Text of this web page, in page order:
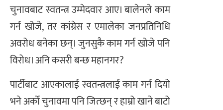
चुनावबाट स्वतन्त्र उम्मेदवार आए। बालेनले काम
गर्न खोजे, तर कांग्रेस र एमालेका जनप्रतिनिधि
अवरोध बनेका छन्। जुनसुकै काम गर्न खोजे पनि
विरोध। अनि कसरी बन्छ महानगर?
पार्टीबाट आएकालाई स्वतन्त्रलाई काम गर्न दियो
भने अर्को चुनावमा पनि जित्छन् र हाम्रो खाने बाटो